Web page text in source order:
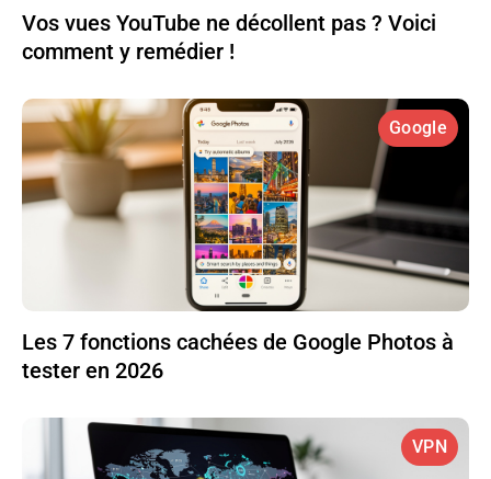
Vos vues YouTube ne décollent pas ? Voici
comment y remédier !
Google
Les 7 fonctions cachées de Google Photos à
tester en 2026
VPN